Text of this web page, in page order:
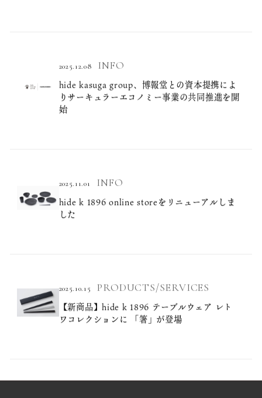
2025.12.08 INFO
hide kasuga group、博報堂との資本提携によ
りサーキュラーエコノミー事業の共同推進を開
始
2025.11.01 INFO
hide k 1896 online storeをリニューアルしま
した
2025.10.15 PRODUCTS/SERVICES
【新商品】hide k 1896 テーブルウェア レト
ワコレクションに 「箸」が登場